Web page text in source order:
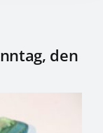
den